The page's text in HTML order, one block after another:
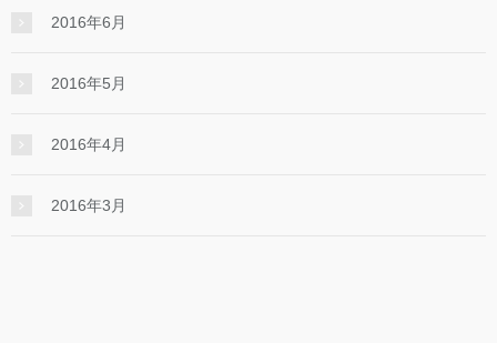
2016年6月
2016年5月
2016年4月
2016年3月